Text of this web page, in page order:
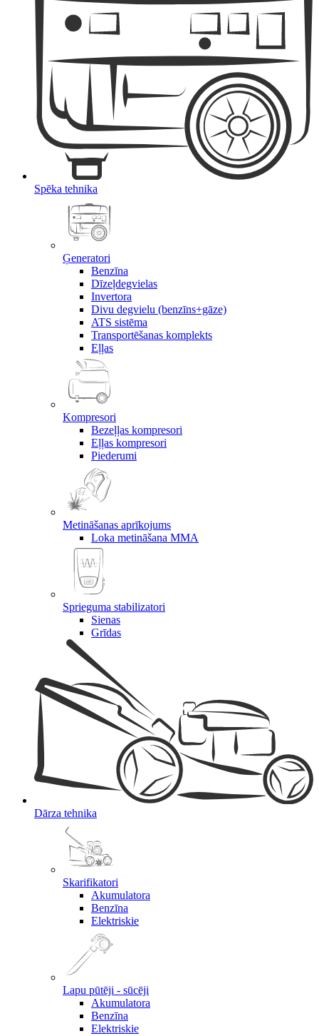
Spēka tehnika
Ģeneratori
Benzīna
Dīzeļdegvielas
Invertora
Divu degvielu (benzīns+gāze)
ATS sistēma
Transportēšanas komplekts
Eļļas
Kompresori
Bezeļļas kompresori
Eļļas kompresori
Piederumi
Metināšanas aprīkojums
Loka metināšana MMA
Sprieguma stabilizatori
Sienas
Grīdas
Dārza tehnika
Skarifikatori
Akumulatora
Benzīna
Elektriskie
Lapu pūtēji - sūcēji
Akumulatora
Benzīna
Elektriskie